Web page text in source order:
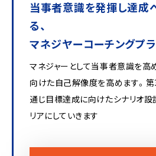
当事者意識を発揮し達成
る、
マネジヤーコーチングプ
マネジャーとして当事者意識を高
向けた自己解像度を高めます。第
通じ目標達成に向けたシナリオ設
リアにしていきます